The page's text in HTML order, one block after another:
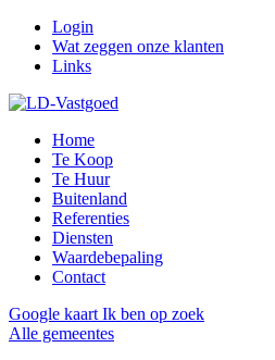
Login
Wat zeggen onze klanten
Links
Home
Te Koop
Te Huur
Buitenland
Referenties
Diensten
Waardebepaling
Contact
Google kaart Ik ben op zoek
Alle gemeentes